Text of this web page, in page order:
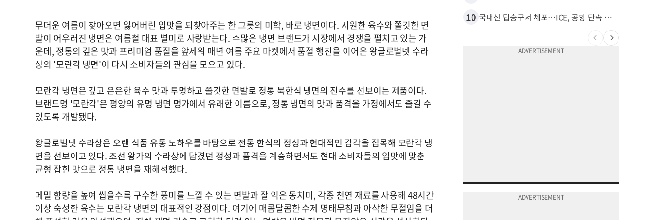
무더운 여름이 찾아오면 잃어버린 입맛을 되찾아주는 한 그릇의 미학, 바로 냉면이다. 시원한 육수와 쫄깃한 면
발이 어우러진 냉면은 여름철 대표 별미로 사랑받는다. 수많은 냉면 브랜드가 시장에서 경쟁을 펼치고 있는 가
운데, 정통의 깊은 맛과 프리미엄 품질을 앞세워 매년 여름 주요 마켓에서 품절 행진을 이어온 왕글로벌넷 수라
상의 '모란각 냉면'이 다시 소비자들의 관심을 모으고 있다.
모란각 냉면은 깊고 은은한 육수 맛과 투명하고 쫄깃한 면발로 정통 북한식 냉면의 진수를 선보이는 제품이다.
브랜드명 '모란각'은 평양의 유명 냉면 명가에서 유래한 이름으로, 정통 냉면의 맛과 품격을 가정에서도 즐길 수
있도록 개발됐다.
왕글로벌넷 수라상은 오랜 식품 유통 노하우를 바탕으로 전통 한식의 정성과 현대적인 감각을 접목해 모란각 냉
면을 선보이고 있다. 조선 왕가의 수라상에 담겼던 정성과 품격을 계승하면서도 현대 소비자들의 입맛에 맞춘
균형 잡힌 맛으로 정통 냉면을 재해석했다.
메밀 함량을 높여 씹을수록 구수한 풍미를 느낄 수 있는 면발과 잘 익은 동치미, 각종 천연 재료를 사용해 48시간
이상 숙성한 육수는 모란각 냉면의 대표적인 강점이다. 여기에 매콤달콤한 수제 명태무침과 아삭한 무절임을 더
10 국내선 탑승구서 체포…ICE, 공항 단속 확대